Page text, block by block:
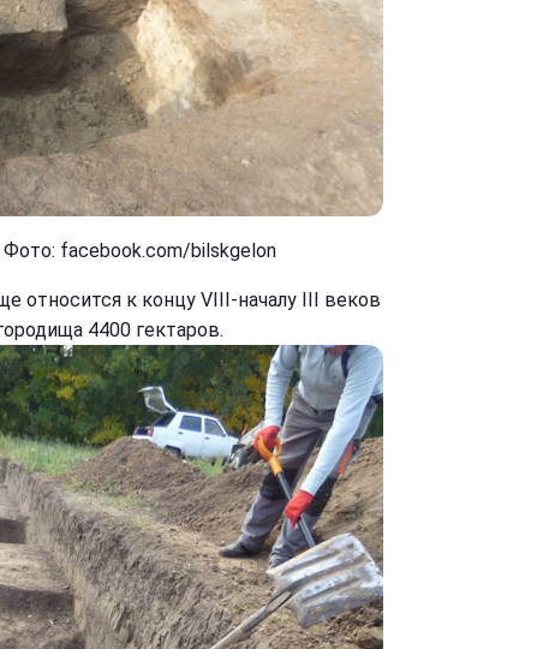
facebook.com/bilskgelon
относится к концу VIII-началу III веков
4400 гектаров.